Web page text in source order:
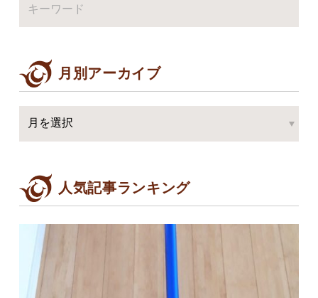
月別アーカイブ
人気記事ランキング